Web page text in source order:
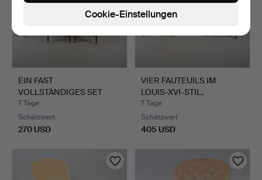
EIN FAST
VOLLSTÄNDIGES SET
VON ZEHN SUSSEX…
7 Tage
Schätzwert
270 USD
VIER FAUTEUILS IM
LOUIS-XVI-STIL,
VERGOLDE…
7 Tage
Schätzwert
405 USD
Cookie-Einstellungen